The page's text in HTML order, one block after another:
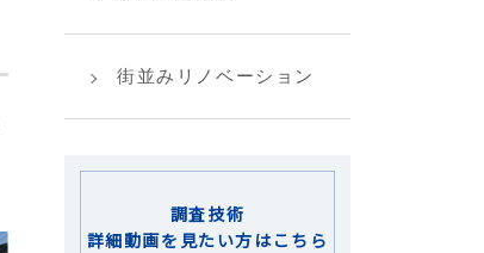
街並みリノベーション
調査技術
詳細動画を見たい方はこちら